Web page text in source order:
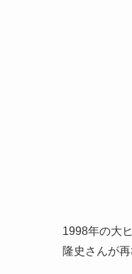
1998年の大
隆史さんが